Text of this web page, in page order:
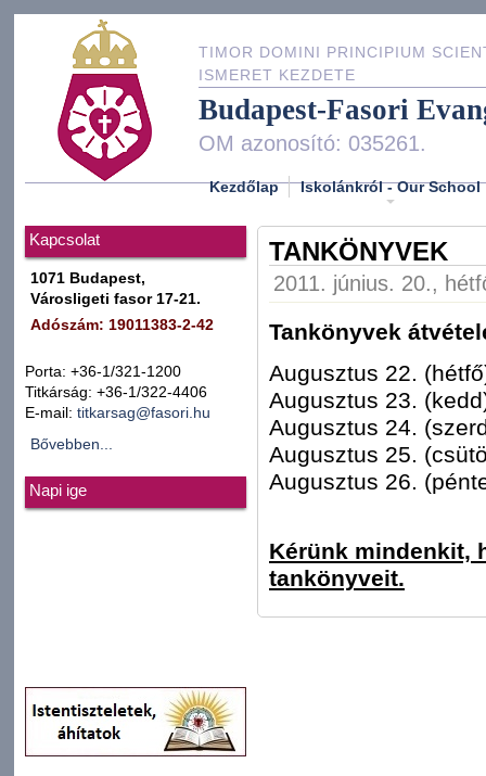
TIMOR DOMINI PRINCIPIUM
ISMERET KEZDETE
Budapest-Fasori
OM azonosító: 035261.
Kezdőlap Iskolánkról - Our School
Kapcsolat
1071 Budapest,
Városligeti fasor 17-21.
Adószám: 19011383-2-42
Porta: +36-1/321-1200
Titkárság: +36-1/322-4406
E-mail: titkarsag@fasori.hu
Bővebben...
Napi ige
TANKÖNYVEK
2011. június. 20.,
Tankönyvek
Augusztus 22.
Augusztus 23.
Augusztus 24.
Augusztus 25.
Augusztus 26.
Kérünk mindenkit,
tankönyveit.